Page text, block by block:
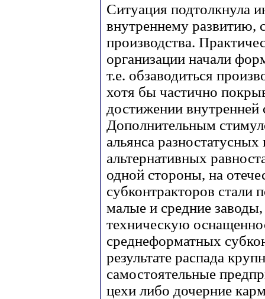
Ситуация подтолкнула
внутреннему развитию,
производства.
организации начали
т.е. обзаводиться
хотя бы частично
достижении внутренней
Дополнительным
альянса
альтернативных
одной стороны, на
субконтракторов стали
малые и средние
техническую
среднеформатных
результате распада
самостоятельные
цехи либо дочерние